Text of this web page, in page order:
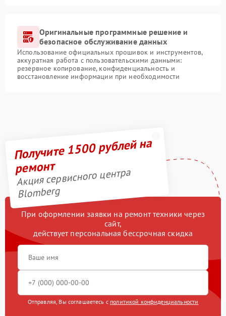
Оригинальные программные решение и
безопасное обслуживание данных
Использование официальных прошивок и инструментов,
аккуратная работа с пользовательскими данными:
резервное копирование, конфиденциальность и
восстановление информации при необходимости
Получите 1500 рублей на
ремонт
Акция сервисного центра
Blomberg
При оформлении заявки на ремонт техники через
сайт,
действует персональная бессрочная скидка
Отправляя, Вы соглашаетесь с политикой конфиденциальности